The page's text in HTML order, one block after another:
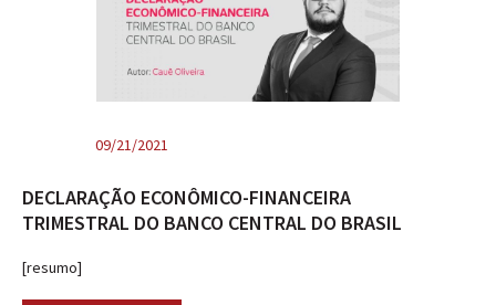
09/21/2021
DECLARAÇÃO ECONÔMICO-FINANCEIRA
TRIMESTRAL DO BANCO CENTRAL DO BRASIL
[resumo]